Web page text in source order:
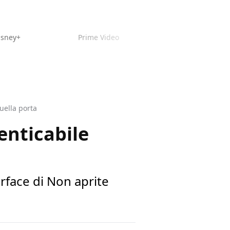
Prime Video
porta
di Non aprite